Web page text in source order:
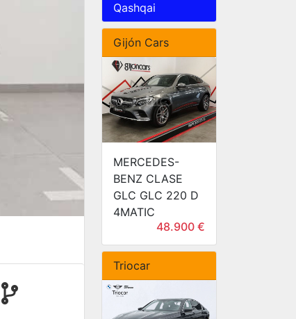
Qashqai
Gijón Cars
MERCEDES-
BENZ CLASE
GLC GLC 220 D
4MATIC
48.900 €
Triocar